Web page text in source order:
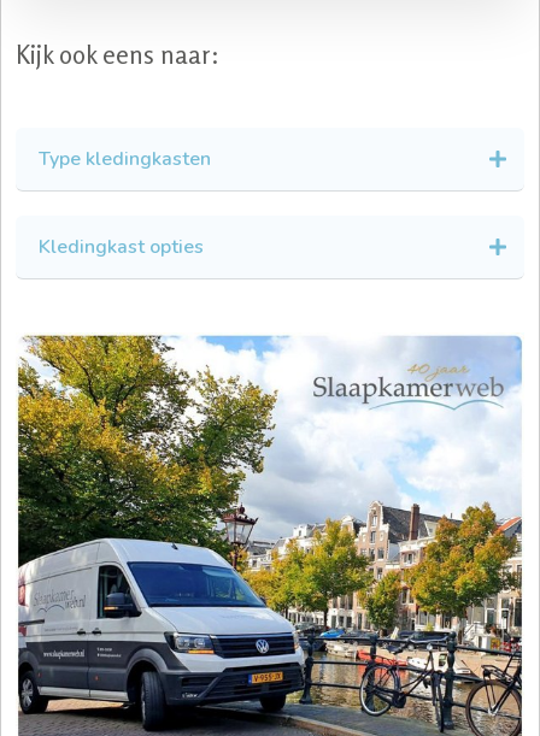
Kijk ook eens naar:
Type kledingkasten
Kledingkast opties